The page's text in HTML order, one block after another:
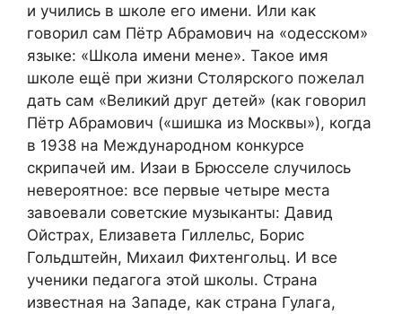
и учились в школе его имени. Или как
говорил сам Пётр Абрамович на «одесском»
языке: «Школа имени мене». Такое имя
школе ещё при жизни Столярского пожелал
дать сам «Великий друг детей» (как говорил
Пётр Абрамович («шишка из Москвы»), когда
в 1938 на Международном конкурсе
скрипачей им. Изаи в Брюсселе случилось
невероятное: все первые четыре места
завоевали советские музыканты: Давид
Ойстрах, Елизавета Гиллельс, Борис
Гольдштейн, Михаил Фихтенгольц. И все
ученики педагога этой школы. Страна
известная на Западе, как страна Гулага,